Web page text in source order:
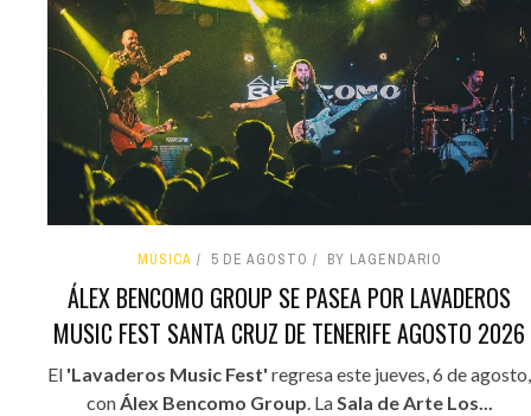
MÚSICA 5 DE AGOSTO BY LAGENDARIO
ÁLEX BENCOMO GROUP SE PASEA POR LAVADEROS
MUSIC FEST SANTA CRUZ DE TENERIFE AGOSTO 2026
El 'Lavaderos Music Fest' regresa este jueves, 6 de agosto,
conÁlex Bencomo Group. LaSala de Arte Los...